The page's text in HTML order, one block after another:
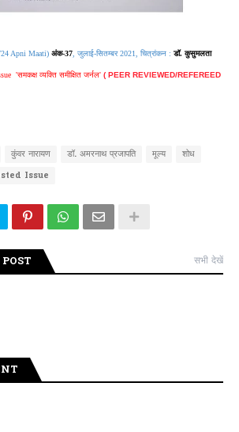
Apni Maati) अंक-37 , जुलाई-सितम्बर 2021, चित्रांकन : डॉ. कुसुमलता
'समकक्ष व्यक्ति समीक्षित जर्नल' ( PEER REVIEWED/REFEREED
कुंवर नारायण डॉ. अमरनाथ प्रजापति मूल्य
शोध
Issue
सभी देखें